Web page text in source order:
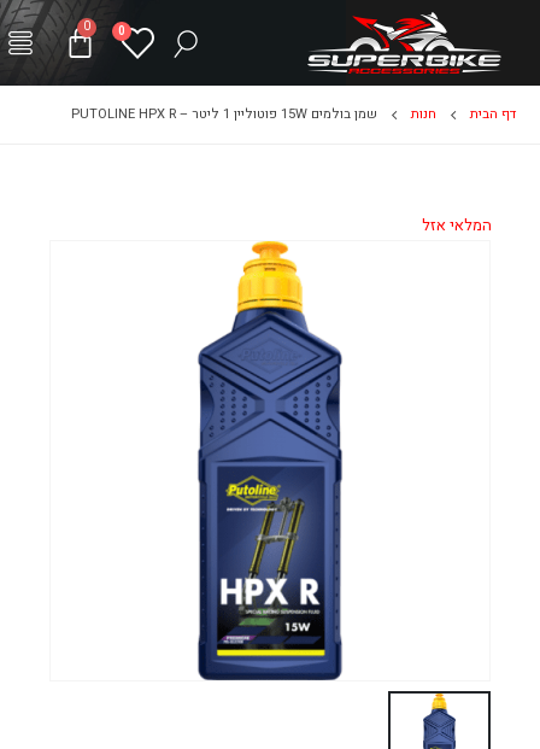
0
0
דף הבית חנות שמן בולמים 15W פוטוליין 1 ליטר – PUTOLINE HPX R
המלאי אזל